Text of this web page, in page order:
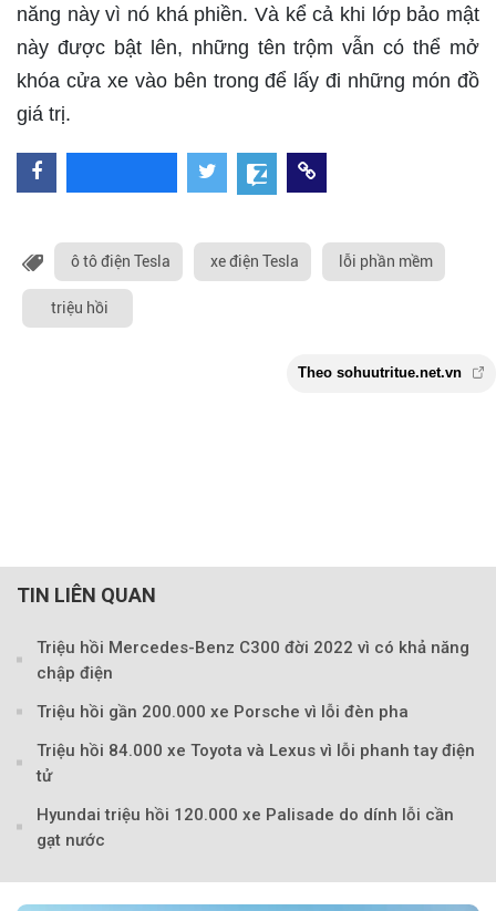
năng này vì nó khá phiền. Và kể cả khi lớp bảo mật
này được bật lên, những tên trộm vẫn có thể mở
khóa cửa xe vào bên trong để lấy đi những món đồ
giá trị.
ô tô điện Tesla xe điện Tesla lỗi phần mềm
triệu hồi
TIN LIÊN QUAN
Triệu hồi Mercedes-Benz C300 đời 2022 vì có khả năng
chập điện
Triệu hồi gần 200.000 xe Porsche vì lỗi đèn pha
Triệu hồi 84.000 xe Toyota và Lexus vì lỗi phanh tay điện
tử
Hyundai triệu hồi 120.000 xe Palisade do dính lỗi cần
gạt nước